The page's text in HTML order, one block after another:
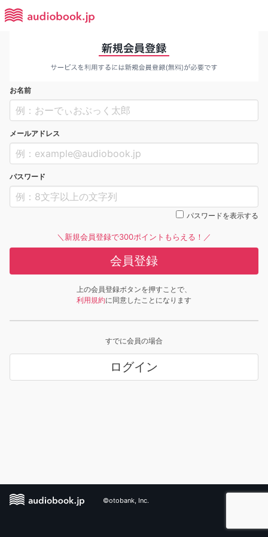
お名前
メールアドレス
パスワード
パスワードを表示する
＼新規会員登録で300ポイントもらえる！／
会員登録
上の会員登録ボタンを押すことで、
利用規約に同意したことになります
すでに会員の場合
ログイン
©otobank, Inc.